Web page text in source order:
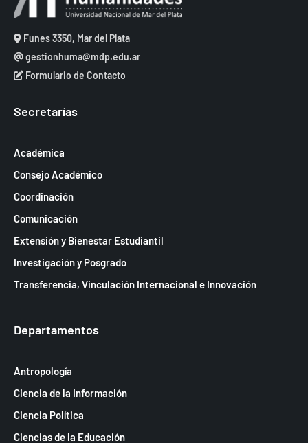
Funes 3350, Mar del Plata
gestionhuma@mdp.edu.ar
Formulario de Contacto
Secretarías
Académica
Consejo Académico
Coordinación
Comunicación
Extensión y Bienestar Estudiantil
Investigación y Posgrado
Transferencia, Vinculación Internacional e Innovación
Departamentos
Antropología
Ciencia de la Información
Ciencia Política
Ciencias de la Educación